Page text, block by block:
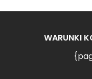
WARUNKI